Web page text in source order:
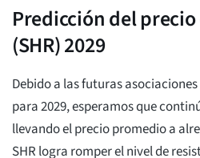
Predicción del
(SHR) 2029
Debido a las futuras
para 2029, esperamos que
llevando el precio promedio a
SHR logra romper el nivel de